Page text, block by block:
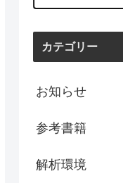
カテゴリー
お知らせ
参考書籍
解析環境